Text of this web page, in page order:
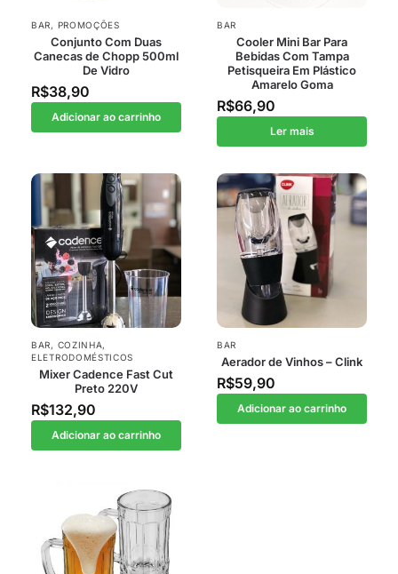
BAR, PROMOÇÕES
Conjunto Com Duas
Canecas de Chopp 500ml
De Vidro
R$38,90
Adicionar ao carrinho
BAR
Cooler Mini Bar Para
Bebidas Com Tampa
Petisqueira Em Plástico
Amarelo Goma
R$66,90
Ler mais
BAR, COZINHA,
ELETRODOMÉSTICOS
Mixer Cadence Fast Cut
Preto 220V
R$132,90
Adicionar ao carrinho
BAR
Aerador de Vinhos – Clink
R$59,90
Adicionar ao carrinho